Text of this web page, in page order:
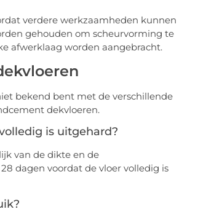
verdere werkzaamheden kunnen
gehouden om scheurvorming te
afwerklaag worden aangebracht.
bekend bent met de verschillende
dekvloeren.
is uitgehard?
van de dikte en de
dagen voordat de vloer volledig is